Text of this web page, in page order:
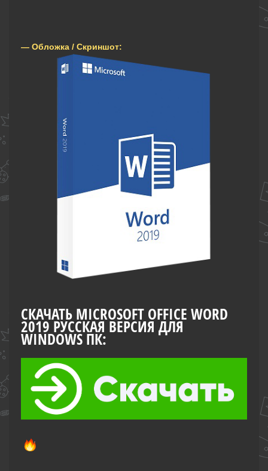
— Обложка / Скриншот:
СКАЧАТЬ MICROSOFT OFFICE WORD
2019 РУССКАЯ ВЕРСИЯ ДЛЯ
WINDOWS ПК: